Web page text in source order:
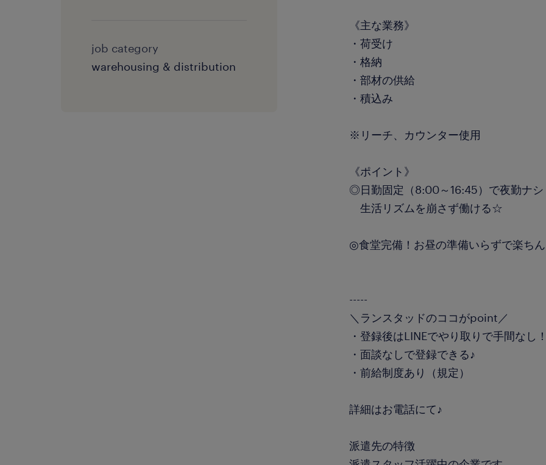
job category
warehousing & distribution
《主な業務》
・荷受け
・格納
・部材の供給
・積込み
※リーチ、カウンター使用
《ポイント》
◎日勤固定（8:00～16:45）で夜勤ナシ
生活リズムを崩さず働ける☆
◎食堂完備！お昼の準備いらずで楽ち
-----
＼ランスタッドのココがpoint／
・登録後はLINEでやり取りで手間なし
・面談なしで登録できる♪
・前給制度あり（規定）
詳細はお電話にて♪
派遣先の特徴